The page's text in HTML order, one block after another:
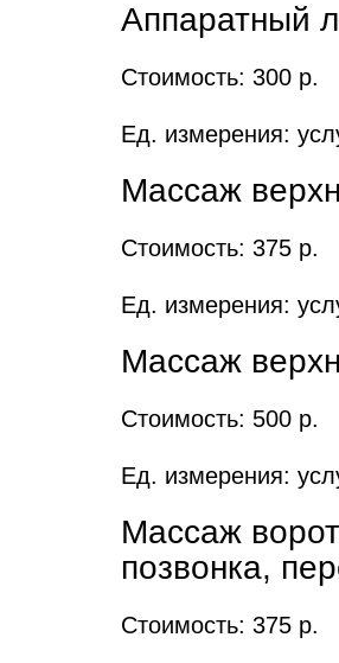
Аппаратный
Стоимость: 300 р.
Ед. измерения:
Массаж
Стоимость: 375 р.
Ед. измерения:
Массаж
Стоимость: 500 р.
Ед. измерения:
Массаж
позвонка,
Стоимость: 375 р.